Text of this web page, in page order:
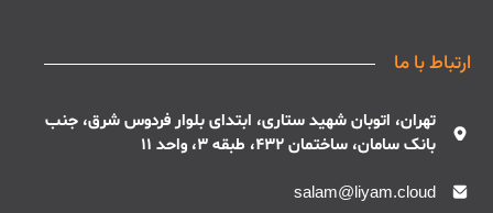
ارتباط با ما
تهران، اتوبان شهید ستاری، ابتدای بلوار فردوس شرق، جنب
بانک سامان، ساختمان 432، طبقه 3، واحد 11
salam@liyam.cloud